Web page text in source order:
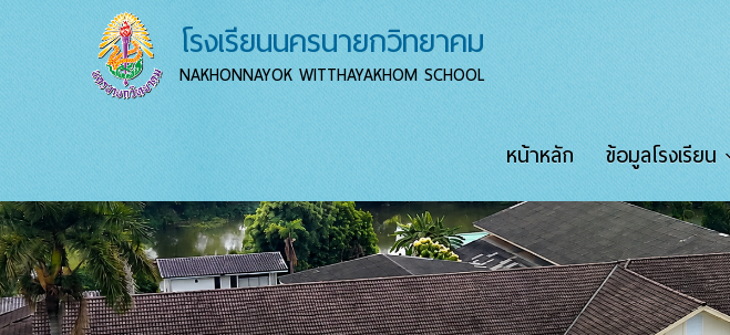
โรงเรียนนครนายกวิทยาคม
NAKHONNAYOK WITTHAYAKHOM SCHOOL
หน้าหลัก ข้อมูลโรงเรียน